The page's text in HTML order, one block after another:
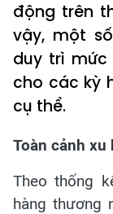
động trên
vậy, một
duy trì
cho các kỳ
cụ thể.
Toàn cảnh
Theo thống
hàng thương